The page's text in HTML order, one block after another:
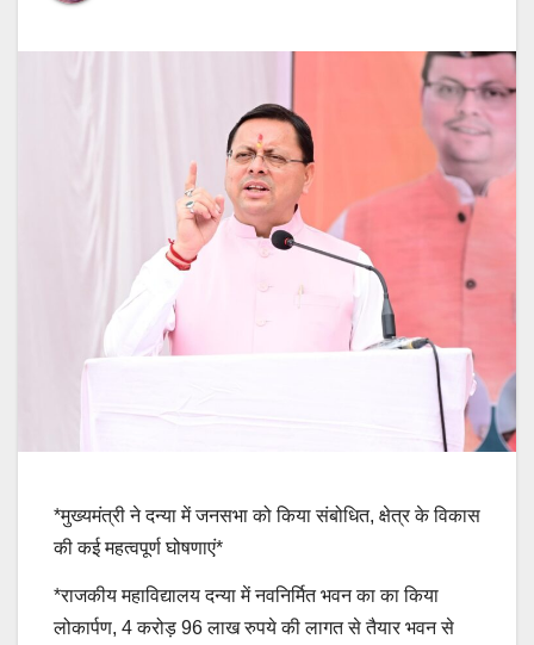
*मुख्यमंत्री ने दन्या में जनसभा को किया संबोधित, क्षेत्र के विकास
की कई महत्वपूर्ण घोषणाएं*
*राजकीय महाविद्यालय दन्या में नवनिर्मित भवन का का किया
लोकार्पण, 4 करोड़ 96 लाख रुपये की लागत से तैयार भवन से